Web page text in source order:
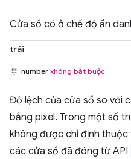
Cửa sổ có ở chế độ ẩn
trái
number không bắt buộc
Độ lệch của cửa sổ so với
bằng pixel. Trong một số
không được chỉ định thuộc
các cửa sổ đã đóng từ API